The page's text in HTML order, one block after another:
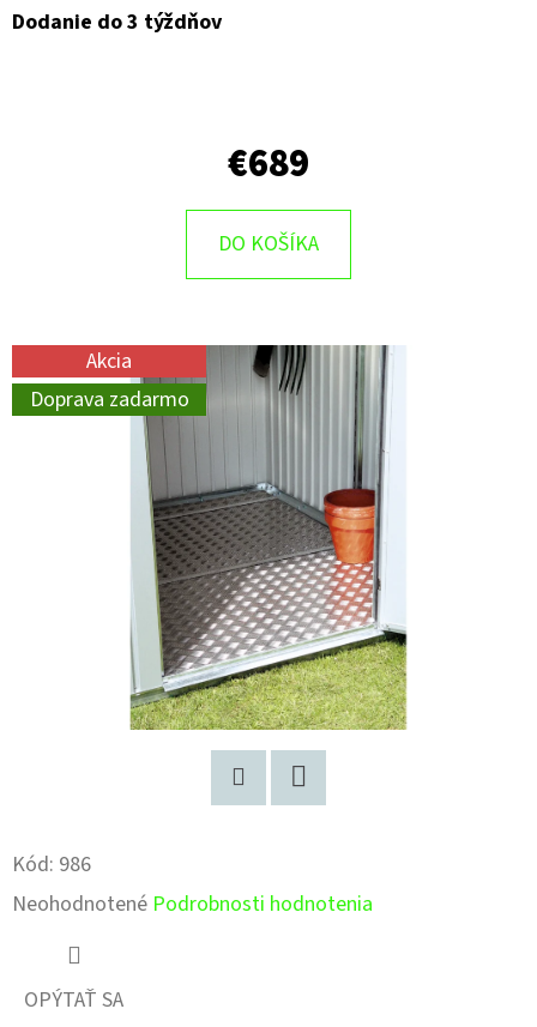
Dodanie do 3 týždňov
€689
DO KOŠÍKA
Akcia
Doprava zadarmo
Kód: 986
Priemerné
hodnotenie
produktu
Neohodnotené Podrobnosti hodnotenia
OPÝTAŤ SA
E